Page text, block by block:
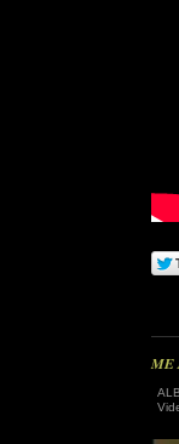
ME